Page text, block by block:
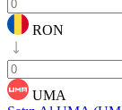
RON
UMA